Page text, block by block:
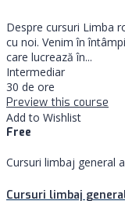
Despre cursuri Limba
cu noi. Venim în
care lucrează în...
Intermediar
30 de ore
Preview this course
Add to Wishlist
Free
Cursuri limbaj general
Cursuri limbaj